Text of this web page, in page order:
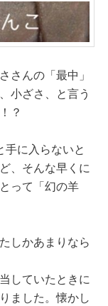
さんの「最中」
小ざさ、と言う
？
手に入らないと
、そんな早くに
って「幻の羊
しかあまりなら
していたときに
ました。懐かし